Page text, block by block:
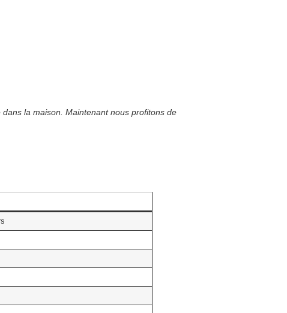
la maison. Maintenant nous profitons de